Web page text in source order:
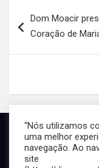
A o
n
de
Dom Moacir
Coração de
“Nós utilizamos
uma melhor
navegação. Ao
site